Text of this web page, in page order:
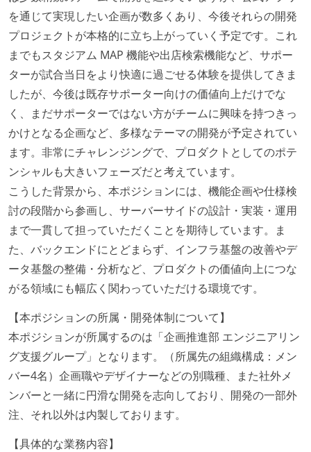
を通じて実現したい企画が数多くあり、今後それらの開発
プロジェクトが本格的に立ち上がっていく予定です。これ
までもスタジアム MAP 機能や出店検索機能など、サポー
ターが試合当日をより快適に過ごせる体験を提供してきま
したが、今後は既存サポーター向けの価値向上だけでな
く、まだサポーターではない方がチームに興味を持つきっ
かけとなる企画など、多様なテーマの開発が予定されてい
ます。非常にチャレンジングで、プロダクトとしてのポテ
ンシャルも大きいフェーズだと考えています。
こうした背景から、本ポジションには、機能企画や仕様検
討の段階から参画し、サーバーサイドの設計・実装・運用
まで一貫して担っていただくことを期待しています。ま
た、バックエンドにとどまらず、インフラ基盤の改善やデ
ータ基盤の整備・分析など、プロダクトの価値向上につな
がる領域にも幅広く関わっていただける環境です。
【本ポジションの所属・開発体制について】
本ポジションが所属するのは「企画推進部 エンジニアリン
グ支援グループ」となります。（所属先の組織構成：メン
バー4名）企画職やデザイナーなどの別職種、また社外メ
ンバーと一緒に円滑な開発を志向しており、開発の一部外
注、それ以外は内製しております。
【具体的な業務内容】